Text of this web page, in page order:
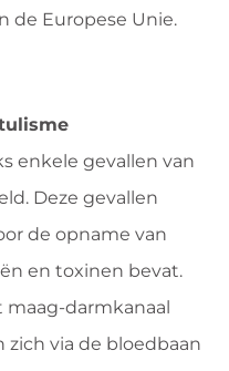
de Europese Unie.
enkele gevallen van
Deze gevallen
de opname van
en toxinen bevat.
darmkanaal
via de bloedbaan